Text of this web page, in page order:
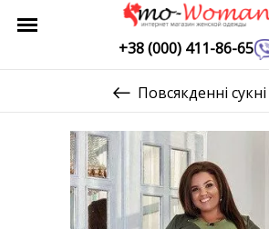
+38 (000) 411-86-65
Повсякденні